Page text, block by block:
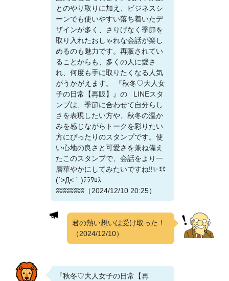
とのやり取りに加え、ビジネスシ
ーンでも使いやすい落ち着いたデ
ザインが多く、さりげなく季節を
取り入れたおしゃれな会話が楽し
めるのも魅力です。再販されてい
ることからも、多くの人に愛さ
れ、何度も手に取りたくなる人気
がうかがえます。 『秋冬♡大人女
子の日常【再販】』の LINEスタ
ンプは、季節に合わせて自分らし
さを表現したい方や、秋冬の温か
みを感じながらトークを彩りたい
方にぴったりのスタンプです。使
い心地の良さと可愛さを兼ね備え
たこのスタンプで、会話をより一
層華やかにしてみたいですね‼️✨️ꉂꉂ
(´>Д<｀)ﾃﾗﾜﾛｽ
ʬʬʬʬʬʬʬʬ（2024/12/10 20:25）
君の熱い想いは受け取った！
（2024/12/10）
『秋冬♡大人女子の日常【再